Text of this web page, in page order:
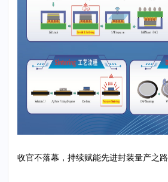
收官不落幕，持续赋能先进封装量产之路